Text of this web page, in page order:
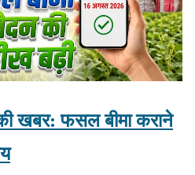
खबर: फसल बीमा कराने